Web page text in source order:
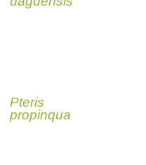
Pteris
propinqua